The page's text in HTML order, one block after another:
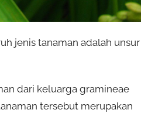
jenis tanaman adalah unsur
dari keluarga gramineae
tersebut merupakan